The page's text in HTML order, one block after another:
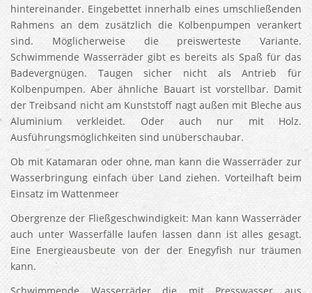
hintereinander. Eingebettet innerhalb eines umschließenden
Rahmens an dem zusätzlich die Kolbenpumpen verankert
sind. Möglicherweise die preiswerteste Variante.
Schwimmende Wasserräder gibt es bereits als Spaß für das
Badevergnügen. Taugen sicher nicht als Antrieb für
Kolbenpumpen. Aber ähnliche Bauart ist vorstellbar. Damit
der Treibsand nicht am Kunststoff nagt außen mit Bleche aus
Aluminium verkleidet. Oder auch nur mit Holz.
Ausführungsmöglichkeiten sind unüberschaubar.
Ob mit Katamaran oder ohne, man kann die Wasserräder zur
Wasserbringung einfach über Land ziehen. Vorteilhaft beim
Einsatz im Wattenmeer
Obergrenze der Fließgeschwindigkeit: Man kann Wasserräder
auch unter Wasserfälle laufen lassen dann ist alles gesagt.
Eine Energieausbeute von der der Enegyfish nur träumen
kann.